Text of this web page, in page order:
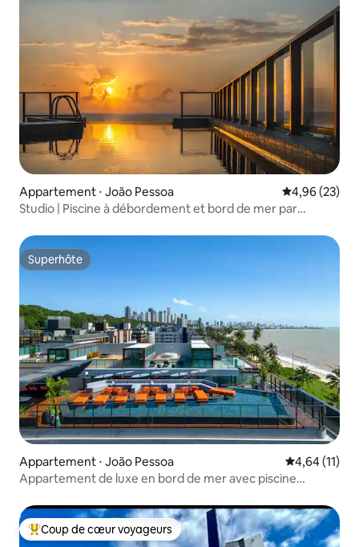
Appartement ⋅ João Pessoa Évaluation
4,96 (23)
Studio | Piscine à débordement et bord de mer par
Superhôte
Superhôte
Appartement ⋅ João Pessoa Évaluation
4,64 (11)
Appartement de luxe en bord de mer avec piscine
Coups de cœur voyageurs les plus appréciés
Coup de cœur voyageurs